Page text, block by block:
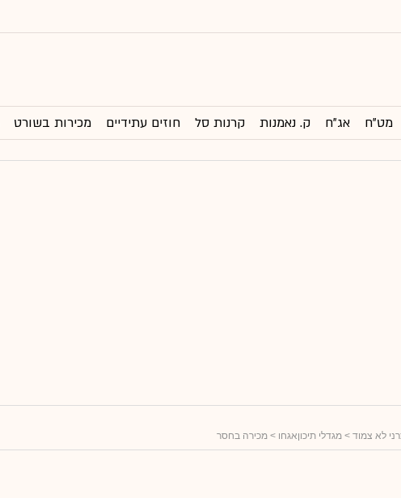
מט"ח אג"ח ק. נאמנות קרנות סל חוזים עתידיים מכירות בשורט
לא צמוד > מגדלי תיכוןאגחו > מכירה בחסר